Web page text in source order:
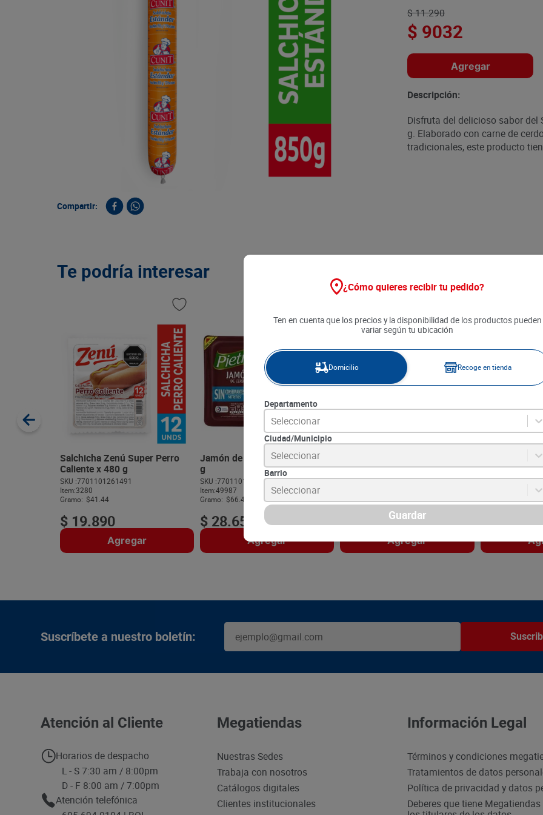
queso
10. papa
Compartir:
$ 9032
$11.290
Agregar
Descripción:
Disfruta del delicioso sabor del
g. Elaborado con carne de
tradicionales, este producto
Te podría interesar
Salchicha Zenú Super Perro
Caliente x 480 g
SKU :7701101261491
Item:3280
Gramo: $41.44
$ 19.890
Agregar
Jamón de Cerdo Pietran x 431
g
SKU :7701101358542
Item:49987
Gramo: $66.47
$ 28.650
Agregar
700 g
SKU :7702398028743
Gramo: $23.99
$16.790
Agregar
Salchicha
Perro x 800 g
SKU :
Gramo: $16.31
$13.050
Suscríbete a nuestro boletín:
Atención al Cliente
Horarios de despacho
L - S 7:30 am / 8:00pm
D - F 8:00 am / 7:00pm
Atención telefónica
Megatiendas
Nuestras Sedes
Trabaja con nosotros
Catálogos digitales
Clientes institucionales
Información Legal
Términos y condiciones
Tratamientos de datos
Política de privacidad y datos
Deberes que tiene
¿Cómo quieres recibir tu pedido?
Ten en cuenta que los precios y la disponibilidad de los productos pueden
variar según tu ubicación
Domicilio Recoge en tienda
Departamento
Seleccionar
Ciudad/Municipio
Seleccionar
Barrio
Seleccionar
Guardar